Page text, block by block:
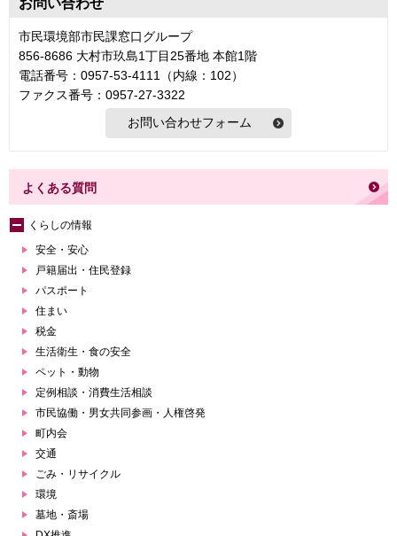
お問い合わせ
市民環境部市民課窓口グループ
856-8686 大村市玖島1丁目25番地 本館1階
電話番号：0957-53-4111（内線：102）
ファクス番号：0957-27-3322
よくある質問
くらしの情報
安全・安心
戸籍届出・住民登録
パスポート
住まい
税金
生活衛生・食の安全
ペット・動物
定例相談・消費生活相談
市民協働・男女共同参画・人権啓発
町内会
交通
ごみ・リサイクル
環境
墓地・斎場